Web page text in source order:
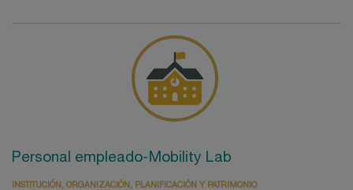
Personal empleado-Mobility Lab
INSTITUCIÓN, ORGANIZACIÓN, PLANIFICACIÓN Y PATRIMONIO